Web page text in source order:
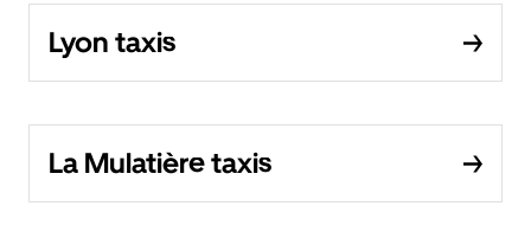
Lyon taxis
La Mulatière taxis